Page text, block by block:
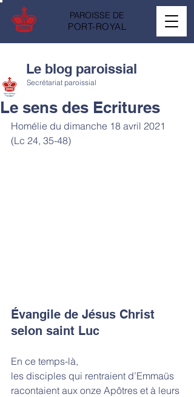
PAROISSE DE
PORT-ROYAL
Le sens des Ecritures
Secrétariat paroissial
Homélie du dimanche 18 avril 2021
(Lc 24, 35-48)
Évangile de Jésus Christ
selon saint Luc
En ce temps-là,
les disciples qui rentraient d’Emmaüs
racontaient aux onze Apôtres et à leurs
Le blog paroissial